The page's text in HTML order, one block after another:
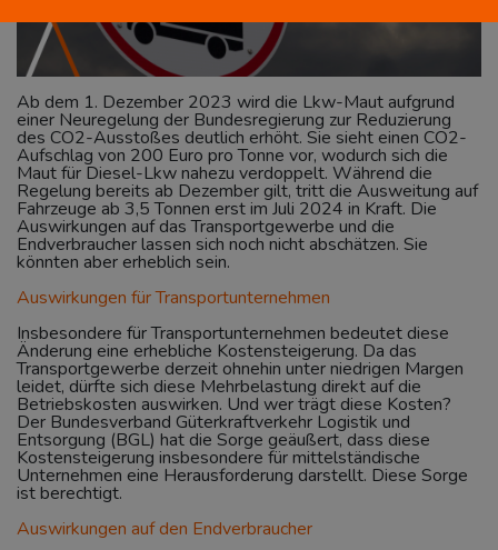
Ab dem 1. Dezember 2023 wird die Lkw-Maut aufgrund
einer Neuregelung der Bundesregierung zur Reduzierung
des CO2-Ausstoßes deutlich erhöht. Sie sieht einen CO2-
Aufschlag von 200 Euro pro Tonne vor, wodurch sich die
Maut für Diesel-Lkw nahezu verdoppelt. Während die
Regelung bereits ab Dezember gilt, tritt die Ausweitung auf
Fahrzeuge ab 3,5 Tonnen erst im Juli 2024 in Kraft. Die
Auswirkungen auf das Transportgewerbe und die
Endverbraucher lassen sich noch nicht abschätzen. Sie
könnten aber erheblich sein.
Auswirkungen für Transportunternehmen
Insbesondere für Transportunternehmen bedeutet diese
Änderung eine erhebliche Kostensteigerung. Da das
Transportgewerbe derzeit ohnehin unter niedrigen Margen
leidet, dürfte sich diese Mehrbelastung direkt auf die
Betriebskosten auswirken. Und wer trägt diese Kosten?
Der Bundesverband Güterkraftverkehr Logistik und
Entsorgung (BGL) hat die Sorge geäußert, dass diese
Kostensteigerung insbesondere für mittelständische
Unternehmen eine Herausforderung darstellt. Diese Sorge
ist berechtigt.
Auswirkungen auf den Endverbraucher